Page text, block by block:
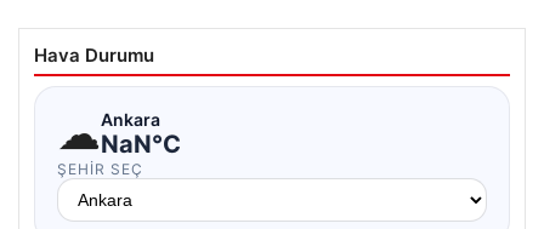
Hava Durumu
☁Ankara
NaN°C
ŞEHIR SEÇ